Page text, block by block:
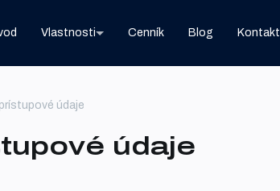
Vlastnosti Cenník Blog Kontakt
údaje
údaje